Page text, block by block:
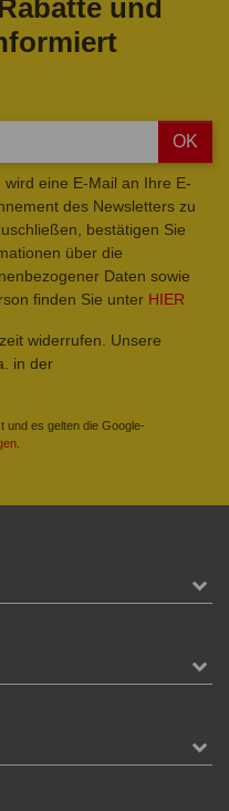
und
OK
eine E-Mail an Ihre E-
des Newsletters zu
bestätigen Sie
über die
Daten sowie
finden Sie unter HIER
widerrufen. Unsere
in der
und es gelten die Google-